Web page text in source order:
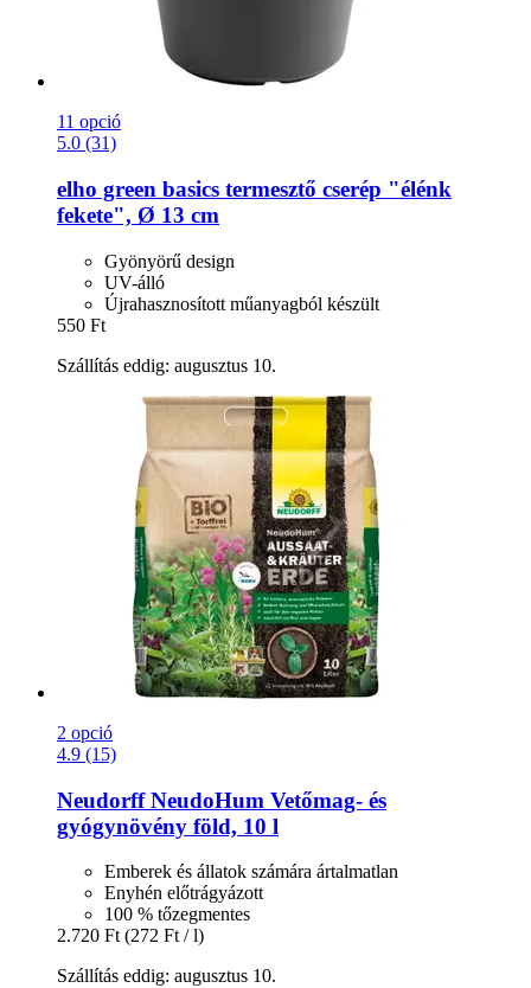
11 opció
5.0 (31)
elho green basics termesztő cserép "élénk
fekete", Ø 13 cm
Gyönyörű design
UV-álló
Újrahasznosított műanyagból készült
550 Ft
Szállítás eddig: augusztus 10.
2 opció
4.9 (15)
NeudorffNeudoHum Vetőmag-​ és
gyógynövény föld, 10 l
Emberek és állatok számára ártalmatlan
Enyhén előtrágyázott
100 % tőzegmentes
2.720 Ft (272 Ft / l)
Szállítás eddig: augusztus 10.